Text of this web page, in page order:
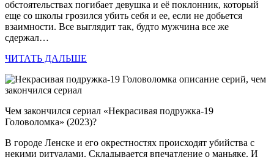
обстоятельствах погибает девушка и её поклонник, который
еще со школы грозился убить себя и ее, если не добьется
взаимности. Все выглядит так, будто мужчина все же
сдержал…
ЧИТАТЬ ДАЛЬШЕ
Чем закончился сериал «Некрасивая подружка-19
Головоломка» (2023)?
В городе Ленске и его окрестностях происходят убийства с
некими ритуалами. Складывается впечатление о маньяке. И